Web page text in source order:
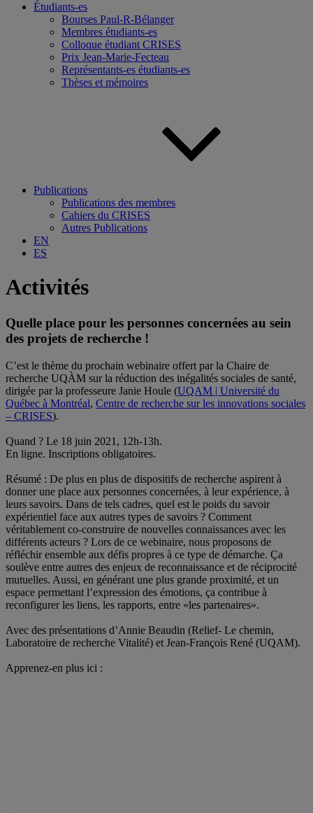
Étudiants-es
Bourses Paul-R-Bélanger
Membres étudiants-es
Colloque étudiant CRISES
Prix Jean-Marie-Fecteau
Représentants-es étudiants-es
Thèses et mémoires
Publications
Publications des membres
Cahiers du CRISES
Autres Publications
EN
ES
Activités
Quelle place pour les personnes concernées au sein
des projets de recherche !
C’est le thème du prochain webinaire offert par la Chaire de
recherche UQÀM sur la réduction des inégalités sociales de santé,
dirigée par la professeure Janie Houle (UQAM | Université du
Québec à Montréal, Centre de recherche sur les innovations sociales
– CRISES).
Quand ? Le 18 juin 2021, 12h-13h.
En ligne. Inscriptions obligatoires.
Résumé : De plus en plus de dispositifs de recherche aspirent à
donner une place aux personnes concernées, à leur expérience, à
leurs savoirs. Dans de tels cadres, quel est le poids du savoir
expérientiel face aux autres types de savoirs ? Comment
véritablement co-construire de nouvelles connaissances avec les
différents acteurs ? Lors de ce webinaire, nous proposons de
réfléchir ensemble aux défis propres à ce type de démarche. Ça
soulève entre autres des enjeux de reconnaissance et de réciprocité
mutuelles. Aussi, en générant une plus grande proximité, et un
espace permettant l’expression des émotions, ça contribue à
reconfigurer les liens, les rapports, entre «les partenaires».
Avec des présentations d’Annie Beaudin (Relief- Le chemin,
Laboratoire de recherche Vitalité) et Jean-François René (UQAM).
Apprenez-en plus ici :